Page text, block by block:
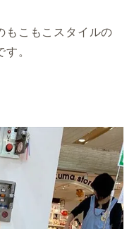
もこもこスタイルの
。